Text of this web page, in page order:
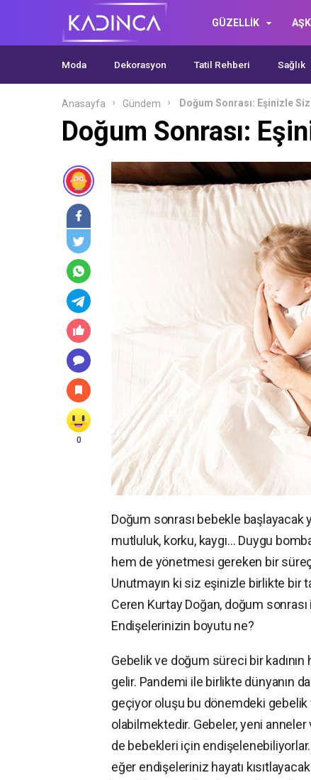
GÜZELLİK
Moda Dekorasyon Tatil Rehberi Sağlık
Anasayfa Gündem Doğum Sonrası: Eşinizle Siz
Doğum Sonrası:
0
Doğum sonrası bebekle başlayacak
mutluluk, korku, kaygı… Duygu
hem de yönetmesi gereken bir
Unutmayın ki siz eşinizle birlikte bir
Ceren Kurtay Doğan, doğum
Endişelerinizin boyutu ne?
Gebelik ve doğum süreci bir
gelir. Pandemi ile birlikte dünyanın
geçiyor oluşu bu dönemdeki gebelik
olabilmektedir. Gebeler, yeni
de bebekleri için
eğer endişeleriniz hayatı